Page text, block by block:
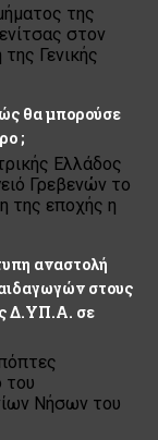
της
στον
Γενικής
θα μπορούσε
;
Ελλάδος
Γρεβενών το
της εποχής η
αναστολή
στους
Δ.ΥΠ.Α. σε
του
Νήσων του